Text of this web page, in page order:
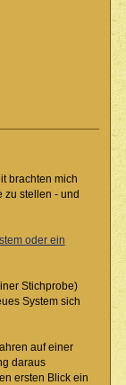
brachten mich
zu stellen - und
oder ein
Stichprobe)
System sich
auf einer
daraus
ersten Blick ein